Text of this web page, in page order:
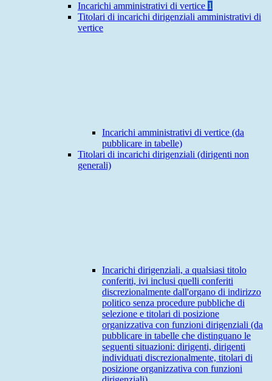
Incarichi amministrativi di vertice 1
Titolari di incarichi dirigenziali amministrativi di
vertice
Incarichi amministrativi di vertice (da
pubblicare in tabelle)
Titolari di incarichi dirigenziali (dirigenti non
generali)
Incarichi dirigenziali, a qualsiasi titolo
conferiti, ivi inclusi quelli conferiti
discrezionalmente dall'organo di indirizzo
politico senza procedure pubbliche di
selezione e titolari di posizione
organizzativa con funzioni dirigenziali (da
pubblicare in tabelle che distinguano le
seguenti situazioni: dirigenti, dirigenti
individuati discrezionalmente, titolari di
posizione organizzativa con funzioni